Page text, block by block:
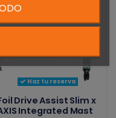
Haz tu reserva
Drive Assist Slim x
Integrated Mast